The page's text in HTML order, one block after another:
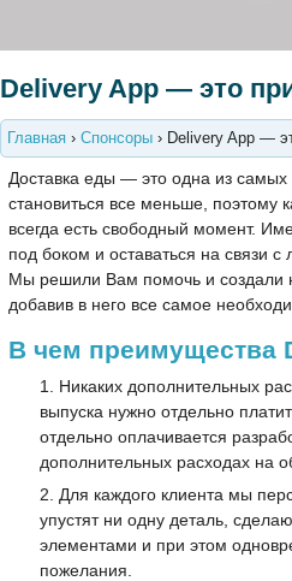
Delivery App — это
Главная › Спонсоры › Delivery App —
Доставка еды — это одна из
становиться все меньше, поэтому
всегда есть свободный момент.
под боком и оставаться на связи
Мы решили Вам помочь и создали
добавив в него все самое
В чем преимущества
Никаких дополнительных
выпуска нужно отдельно
отдельно оплачивается
дополнительных расходах на
Для каждого клиента мы
упустят ни одну деталь,
элементами и при этом
пожелания.